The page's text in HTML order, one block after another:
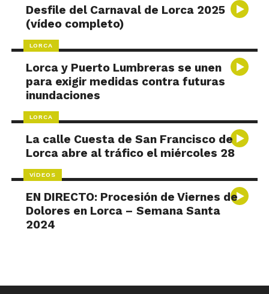
Desfile del Carnaval de Lorca 2025
(vídeo completo)
LORCA
Lorca y Puerto Lumbreras se unen
para exigir medidas contra futuras
inundaciones
LORCA
La calle Cuesta de San Francisco de
Lorca abre al tráfico el miércoles 28
VÍDEOS
EN DIRECTO: Procesión de Viernes de
Dolores en Lorca – Semana Santa
2024